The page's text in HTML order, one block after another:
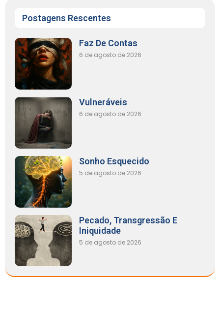
Postagens Rescentes
Faz De Contas
6 de agosto de 2026
Vulneráveis
6 de agosto de 2026
Sonho Esquecido
5 de agosto de 2026
Pecado, Transgressão E
Iniquidade
5 de agosto de 2026